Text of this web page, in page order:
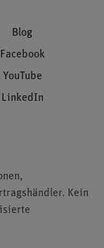
Blog
Facebook
YouTube
LinkedIn
Kein